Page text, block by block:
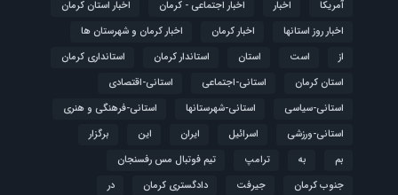
آمریکا اخبار اخبار اجتماعی - کرمان
اخبار استان کرمان
اخبار روز استانها
اخبار کرمان
اخبار کرمان و شهرستان ها
از
است استان استاندار کرمان
استانداری کرمان
استان کرمان
استانی-اجتماعی
استانی-اقتصادی
استانی-سیاسی
استانی-شهرستانها
استانی-فرهنگی و هنری
استانی-ورزشی
اسرائیل ایران این
برگزار
بم
به ترامپ
تیم فوتبال مس رفسنجان
جنوب کرمان
جیرفت دادگستری کرمان
در